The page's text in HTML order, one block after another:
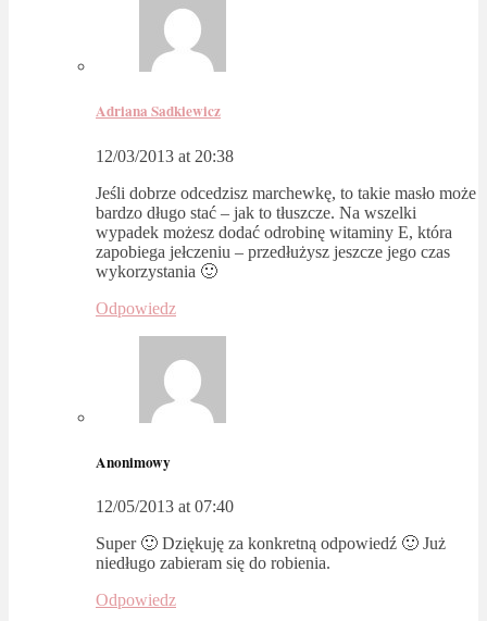
Adriana Sadkiewicz
12/03/2013 at 20:38
Jeśli dobrze odcedzisz marchewkę, to takie masło może
bardzo długo stać – jak to tłuszcze. Na wszelki
wypadek możesz dodać odrobinę witaminy E, która
zapobiega jełczeniu – przedłużysz jeszcze jego czas
wykorzystania 🙂
Odpowiedz
Anonimowy
12/05/2013 at 07:40
Super 🙂 Dziękuję za konkretną odpowiedź 🙂 Już
niedługo zabieram się do robienia.
Odpowiedz